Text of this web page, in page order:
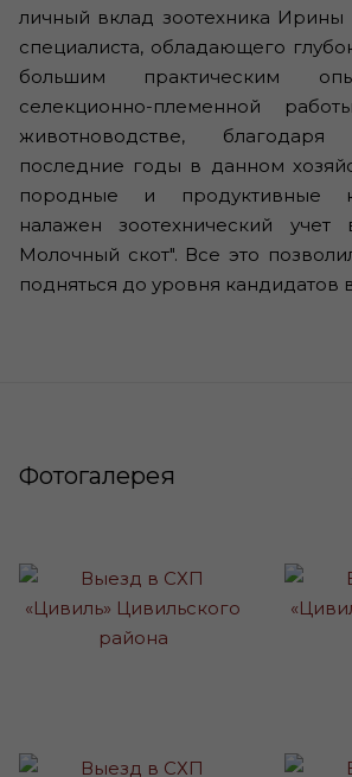
личный вклад зоотехника
специалиста, обладающего
большим практическим
селекционно-племенной
животноводстве,
последние годы в данном
породные и продуктивные
налажен зоотехнический
Молочный скот". Все это
подняться до уровня кандидатов
Фотогалерея